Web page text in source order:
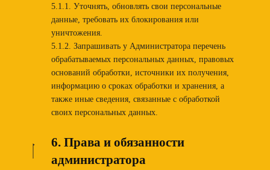
5.1.1. Уточнять, обновлять свои персональные
данные, требовать их блокирования или
уничтожения.
5.1.2. Запрашивать у Администратора перечень
обрабатываемых персональных данных, правовых
оснований обработки, источники их получения,
информацию о сроках обработки и хранения, а
также иные сведения, связанные с обработкой
своих персональных данных.
6. Права и обязанности
администратора